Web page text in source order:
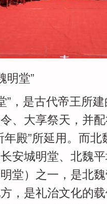
明堂”
”，是古代帝王所
、大享祭天，并
年殿”所延用。而
安城明堂、北魏
堂）之一，是北
，是礼治文化的